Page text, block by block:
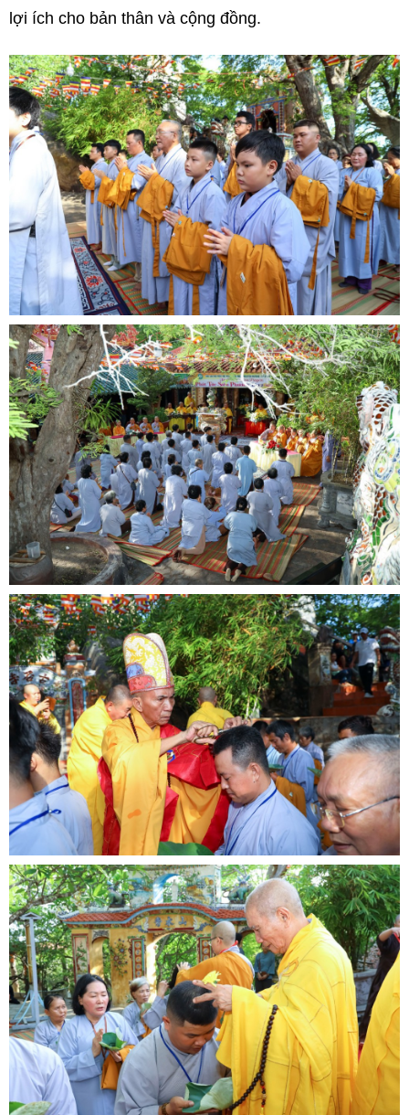
lợi ích cho bản thân và cộng đồng.